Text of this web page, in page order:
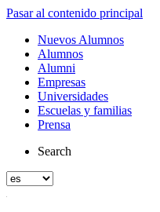
Pasar al contenido principal
Nuevos Alumnos
Alumnos
Alumni
Empresas
Universidades
Escuelas y familias
Prensa
Search